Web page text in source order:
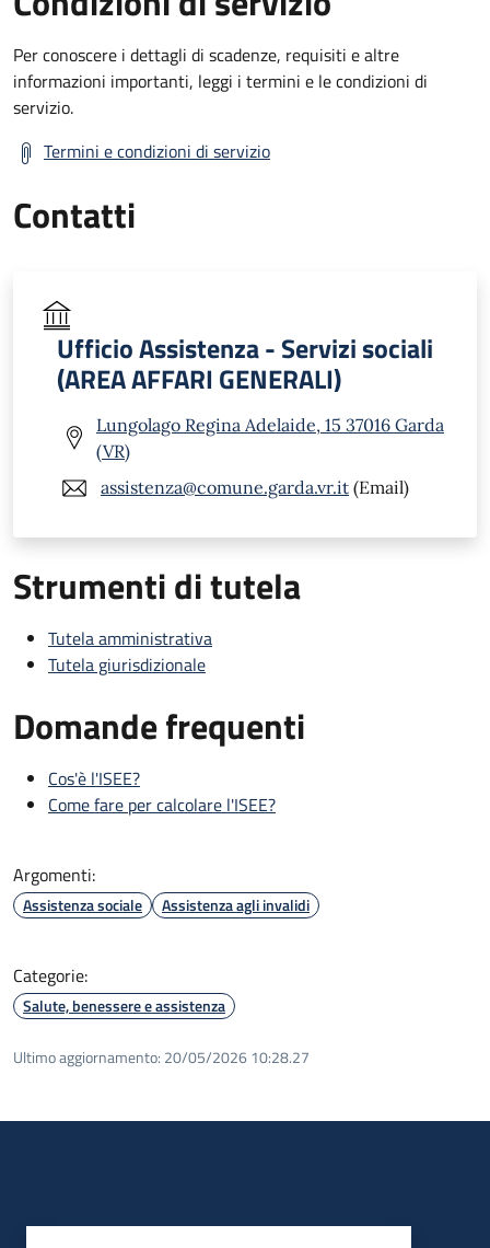
Per conoscere i dettagli di scadenze, requisiti e altre
informazioni importanti, leggi i termini e le condizioni di
servizio.
Termini e condizioni di servizio
Contatti
Ufficio Assistenza - Servizi sociali
(AREA AFFARI GENERALI)
Lungolago Regina Adelaide, 15 37016 Garda
(VR)
assistenza@comune.garda.vr.it (Email)
Strumenti di tutela
Tutela amministrativa
Tutela giurisdizionale
Domande frequenti
Cos'è l'ISEE?
Come fare per calcolare l'ISEE?
Argomenti:
Assistenza sociale Assistenza agli invalidi
Categorie:
Salute, benessere e assistenza
Ultimo aggiornamento: 20/05/2026 10:28.27